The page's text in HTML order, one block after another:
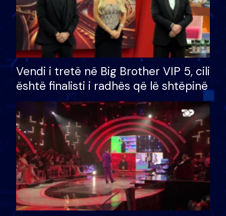
Vendi i tretë në Big Brother VIP 5, cili
është finalisti i radhës që lë shtëpinë